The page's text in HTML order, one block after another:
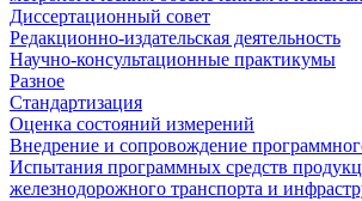
Диссертационный совет
Редакционно-издательская деятельность
Научно-консультационные практикумы
Разное
Стандартизация
Оценка состояний измерений
Внедрение и сопровождение
Испытания программных средств
железнодорожного транспорта и